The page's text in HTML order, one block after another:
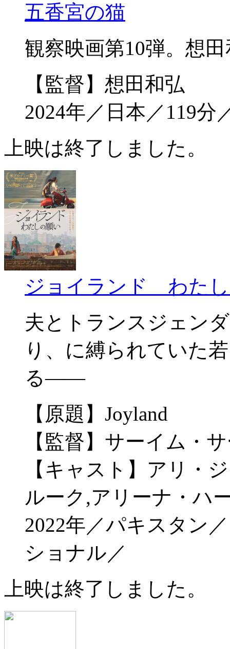
五香宮の猫
観察映画第10弾。想
【監督】想田和弘
2024年／日本／119分
上映は終了しました。
ジョイランド わた
夫とトランスジェン
り、に縛られていた
る——
【原題】Joyland
【監督】サーイム・
【キャスト】アリ・
ルーク,アリーナ・ハ
2022年／パキスタン
ショナル／
上映は終了しました。